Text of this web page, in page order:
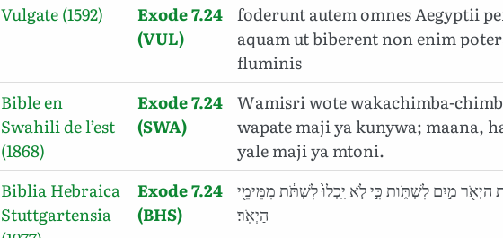
Vulgate (1592)
Exode 7.24
(VUL)
foderunt autem omnes Aegyptii
aquam ut biberent non enim
fluminis
Bible en
Swahili de l’est
(1868)
Exode 7.24
(SWA)
Wamisri wote wakachimba-
wapate maji ya kunywa; maana,
yale maji ya mtoni.
Biblia Hebraica
Stuttgartensia
Exode 7.24
(BHS)
הַיְאֹ֖ר מַ֣יִם לִשְׁתֹּ֑ות כִּ֣י לֹ֤א יָֽכְלוּ֙ לִשְׁתֹּ֔ת מִמֵּימֵ֖י
הַיְאֹֽר׃